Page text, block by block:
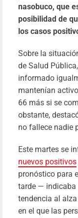
nasobuco, que
posibilidad de
los casos
Sobre la
de Salud
informado
mantenían
66 más si se
obstante,
no fallece nadie
Este martes se
nuevos positivos
pronóstico para
tarde — indicaba
tendencia al
en el que las